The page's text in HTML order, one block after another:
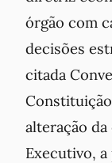
órgão com
decisões
citada
alteração
Executivo,